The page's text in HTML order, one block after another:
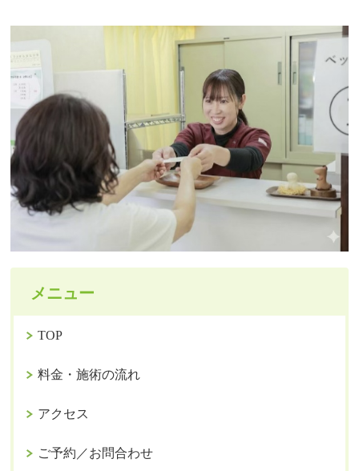
メニュー
TOP
料金・施術の流れ
アクセス
ご予約／お問合わせ